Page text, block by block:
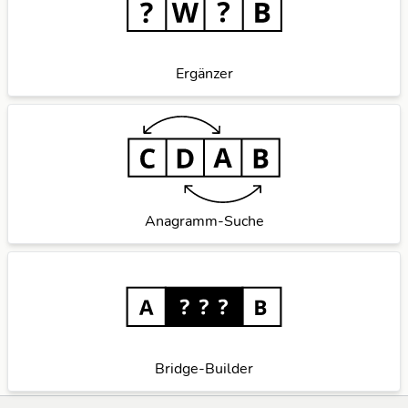
Ergänzer
Anagramm-Suche
Bridge-Builder